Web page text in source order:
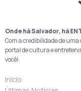
Onde há Salvador, há
Com a credibilidade de
portal de cultura e
você!
Início